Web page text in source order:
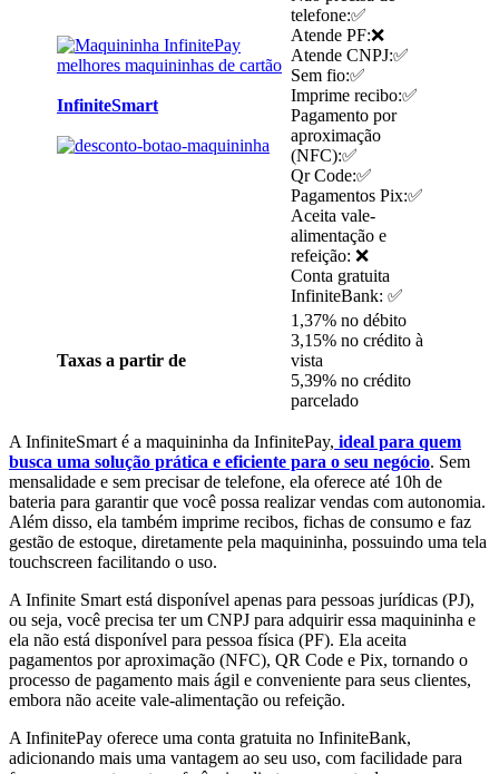
InfiniteSmart
telefone:✅
Atende PF:❌
Atende CNPJ:✅
Sem fio:✅
Imprime recibo:✅
Pagamento por
aproximação
(NFC):✅
Qr Code:✅
Pagamentos Pix:✅
Aceita vale-
alimentação e
refeição: ❌
Conta gratuita
InfiniteBank: ✅
Taxas a partir de
1,37% no débito
3,15% no crédito à
vista
5,39% no crédito
parcelado
A InfiniteSmart é a maquininha da InfinitePay, ideal para quem
busca uma solução prática e eficiente para o seu negócio. Sem
mensalidade e sem precisar de telefone, ela oferece até 10h de
bateria para garantir que você possa realizar vendas com autonomia.
Além disso, ela também imprime recibos, fichas de consumo e faz
gestão de estoque, diretamente pela maquininha, possuindo uma tela
touchscreen facilitando o uso.
A Infinite Smart está disponível apenas para pessoas jurídicas (PJ),
ou seja, você precisa ter um CNPJ para adquirir essa maquininha e
ela não está disponível para pessoa física (PF). Ela aceita
pagamentos por aproximação (NFC), QR Code e Pix, tornando o
processo de pagamento mais ágil e conveniente para seus clientes,
embora não aceite vale-alimentação ou refeição.
A InfinitePay oferece uma conta gratuita no InfiniteBank,
adicionando mais uma vantagem ao seu uso, com facilidade para